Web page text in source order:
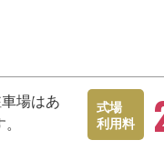
場はあ
式場
利用料